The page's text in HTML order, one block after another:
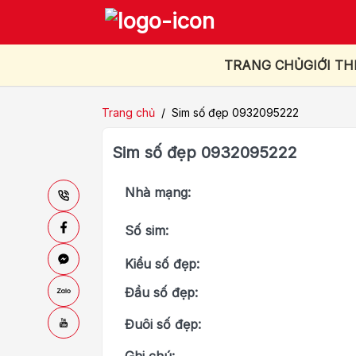
TRANG CHỦGIỚI
Trang chủ / Sim số đẹp 0932095222
Sim số đẹp 0932095222
Nhà mạng:
Số sim:
Kiểu số đẹp:
Đầu số đẹp:
Đuôi số đẹp: